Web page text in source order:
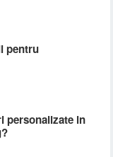
pentru
personalizate in